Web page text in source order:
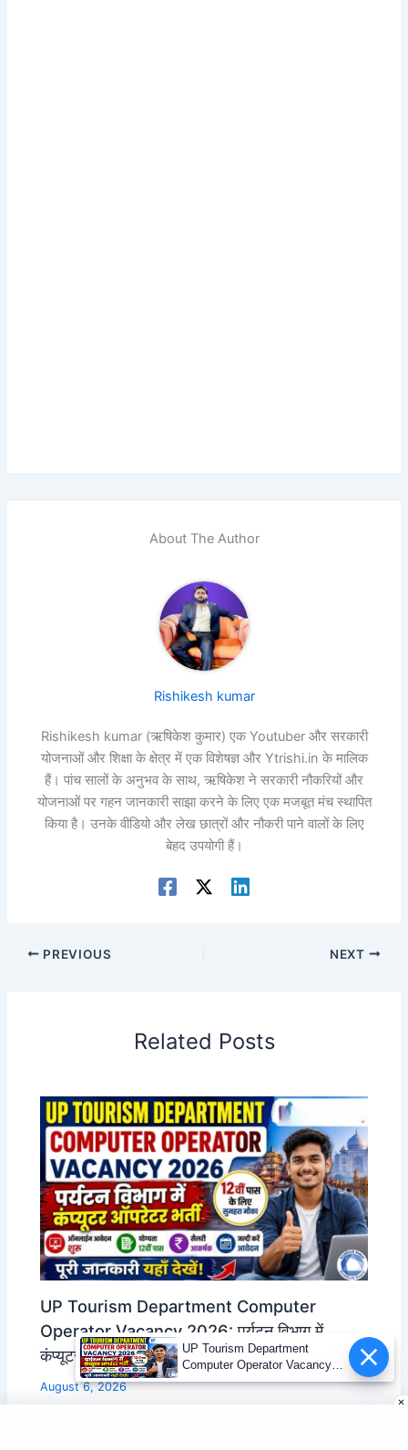
About The Author
Rishikesh kumar
Rishikesh kumar (ऋषिकेश कुमार) एक Youtuber और सरकारी
योजनाओं और शिक्षा के क्षेत्र में एक विशेषज्ञ और Ytrishi.in के मालिक
हैं। पांच सालों के अनुभव के साथ, ऋषिकेश ने सरकारी नौकरियों और
योजनाओं पर गहन जानकारी साझा करने के लिए एक मजबूत मंच स्थापित
किया है। उनके वीडियो और लेख छात्रों और नौकरी पाने वालों के लिए
बेहद उपयोगी हैं।
PREVIOUS NEXT
Related Posts
UP Tourism Department Computer
Operator Vacancy 2026: पर्यटन विभाग में
कंप्यूटर ऑपरेटर भर्ती, 12वीं पास करें ऑनलाइन आवेदन
August 6, 2026
UP Tourism Department
Computer Operator Vacancy
2026 | 12वीं पास भर्ती